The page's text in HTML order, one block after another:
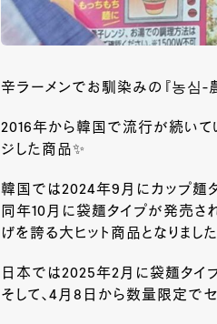
辛ラーメンでお馴染みの『농심-
2016年から韓国で流行が続いてい
ジした商品✨
韓国では2024年9月にカップ麺
同年10月に袋麺タイプが発売さ
げを誇る大ヒット商品となりまし
日本では2025年2月に袋麺タイ
そして、4月8日から数量限定で